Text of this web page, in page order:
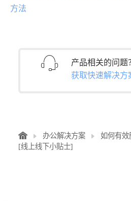
方法
产品相关的问题
获取快速解决方
办公解决方案
如何有效
[线上线下小贴士]